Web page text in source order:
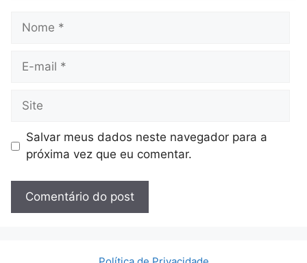
Nome
Site
Salvar meus dados neste navegador para a
próxima vez que eu comentar.